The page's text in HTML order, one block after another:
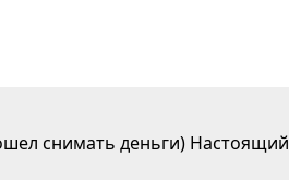
снимать деньги) Настоящий